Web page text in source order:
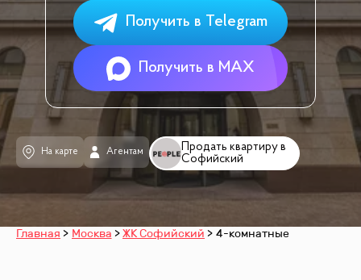
Продать квартиру в
Софийский
На карте Агентам
Получить в Telegram
Получить в MAX
Главная Москва ЖК Софийский 4-комнатные